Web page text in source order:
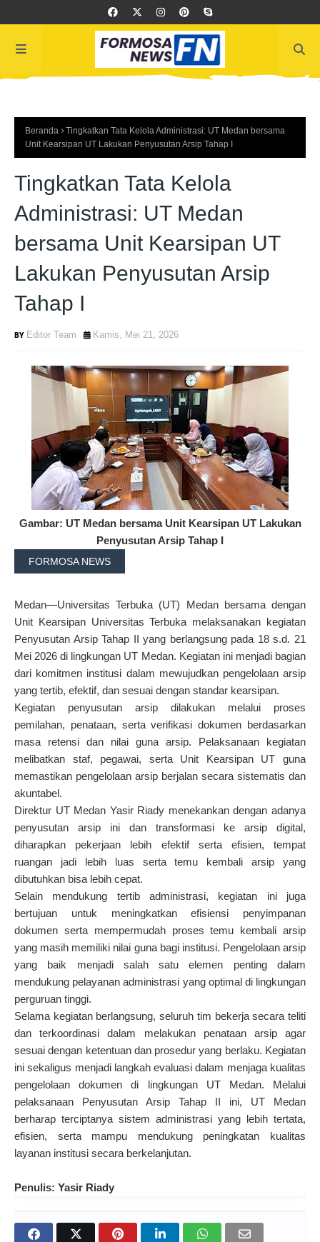
Beranda
Tingkatkan Tata Kelola Administrasi: UT Medan bersama
Unit Kearsipan UT Lakukan Penyusutan Arsip Tahap I
Tingkatkan Tata Kelola
Administrasi: UT Medan
bersama Unit Kearsipan UT
Lakukan Penyusutan Arsip
Tahap I
Editor Team Kamis, Mei 21, 2026
Gambar: UT Medan bersama Unit Kearsipan UT Lakukan
Penyusutan Arsip Tahap I
FORMOSA NEWS
Medan—Universitas Terbuka (UT) Medan bersama dengan
Unit Kearsipan Universitas Terbuka melaksanakan kegiatan
Penyusutan Arsip Tahap II yang berlangsung pada 18 s.d. 21
Mei 2026 di lingkungan UT Medan. Kegiatan ini menjadi bagian
dari komitmen institusi dalam mewujudkan pengelolaan arsip
yang tertib, efektif, dan sesuai dengan standar kearsipan.
Kegiatan penyusutan arsip dilakukan melalui proses
pemilahan, penataan, serta verifikasi dokumen berdasarkan
masa retensi dan nilai guna arsip. Pelaksanaan kegiatan
melibatkan staf, pegawai, serta Unit Kearsipan UT guna
memastikan pengelolaan arsip berjalan secara sistematis dan
akuntabel.
Direktur UT Medan Yasir Riady menekankan dengan adanya
penyusutan arsip ini dan transformasi ke arsip digital,
diharapkan pekerjaan lebih efektif serta efisien, tempat
ruangan jadi lebih luas serta temu kembali arsip yang
dibutuhkan bisa lebih cepat.
Selain mendukung tertib administrasi, kegiatan ini juga
bertujuan untuk meningkatkan efisiensi penyimpanan
dokumen serta mempermudah proses temu kembali arsip
yang masih memiliki nilai guna bagi institusi. Pengelolaan arsip
yang baik menjadi salah satu elemen penting dalam
mendukung pelayanan administrasi yang optimal di lingkungan
perguruan tinggi.
Selama kegiatan berlangsung, seluruh tim bekerja secara teliti
dan terkoordinasi dalam melakukan penataan arsip agar
sesuai dengan ketentuan dan prosedur yang berlaku. Kegiatan
ini sekaligus menjadi langkah evaluasi dalam menjaga kualitas
pengelolaan dokumen di lingkungan UT Medan. Melalui
pelaksanaan Penyusutan Arsip Tahap II ini, UT Medan
berharap terciptanya sistem administrasi yang lebih tertata,
efisien, serta mampu mendukung peningkatan kualitas
layanan institusi secara berkelanjutan.
Penulis: Yasir Riady